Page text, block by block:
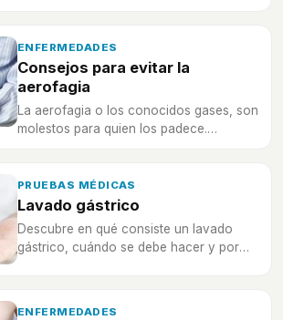
ENFERMEDADES
Consejos para evitar la
aerofagia
La aerofagia o los conocidos gases, son
molestos para quien los padece.
PRUEBAS MÉDICAS
Lavado gástrico
Descubre en qué consiste un lavado
gástrico, cuándo se debe hacer y por
ENFERMEDADES